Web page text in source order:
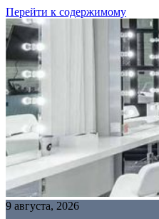
Перейти к содержимому
9 августа, 2026